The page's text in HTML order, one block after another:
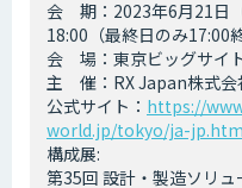
会 期：2023年6月21日
18:00（最終日のみ17:00終
会 場：東京ビッグサイ
主 催：RX Japan株式会
公式サイト： https://
world.jp/tokyo/ja-
構成展:
第35回 設計・製造ソリュ